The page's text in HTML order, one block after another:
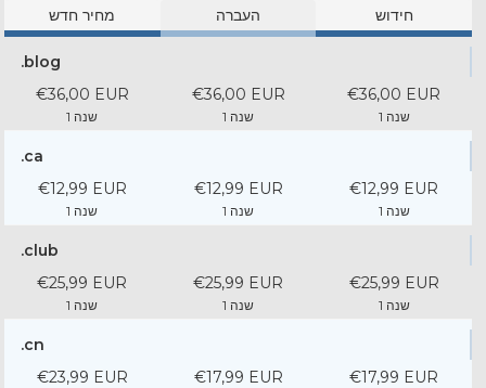
מחיר חדש
העברה חידוש
.blog
€36,00 EUR
1 שנה
€36,00 EUR
1 שנה
€36,00 EUR
1 שנה
.ca
€12,99 EUR
1 שנה
€12,99 EUR
1 שנה
€12,99 EUR
1 שנה
.club
€25,99 EUR
1 שנה
€25,99 EUR
1 שנה
€25,99 EUR
1 שנה
.cn
€23,99 EUR
€17,99 EUR €17,99 EUR